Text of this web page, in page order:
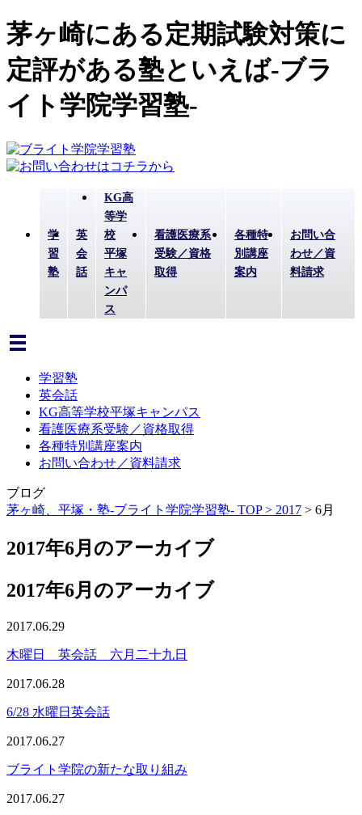
茅ヶ崎にある定期試験対策に
定評がある塾といえば-ブラ
イト学院学習塾-
学
習
塾
英
会
話
KG高
等学
校
平塚
キャ
ンパ
ス
看護医療系
受験／資格
取得
各種特
別講座
案内
お問い合
わせ／資
料請求
学習塾
英会話
KG高等学校平塚キャンパス
看護医療系受験／資格取得
各種特別講座案内
お問い合わせ／資料請求
ブログ
茅ヶ崎、平塚・塾-ブライト学院学習塾- TOP > 2017 > 6月
2017年6月のアーカイブ
2017年6月のアーカイブ
2017.06.29
木曜日 英会話 六月二十九日
2017.06.28
6/28 水曜日英会話
2017.06.27
ブライト学院の新たな取り組み
2017.06.27